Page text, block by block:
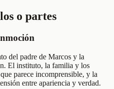
o partes
del padre de Marcos y la
El instituto, la familia y los
parece incomprensible, y la
entre apariencia y verdad.